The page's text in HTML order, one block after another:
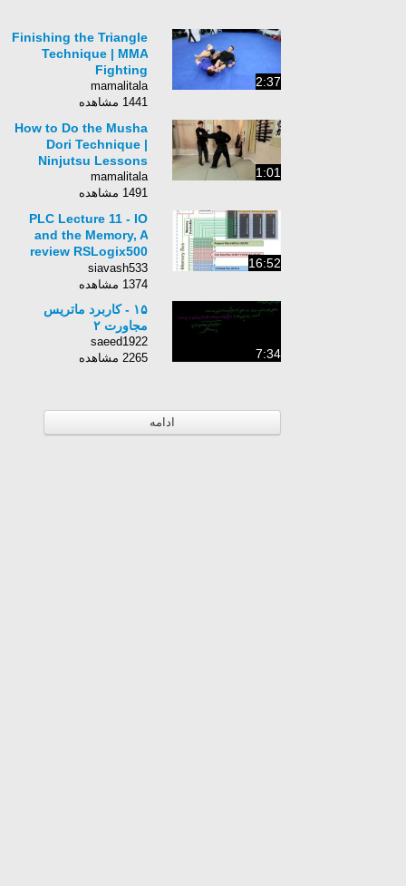
2:37
Finishing the Triangle
Technique | MMA
Fighting
mamalitala
1441 مشاهده
1:01
How to Do the Musha
Dori Technique |
Ninjutsu Lessons
mamalitala
1491 مشاهده
16:52
PLC Lecture 11 - IO
and the Memory, A
review RSLogix500
SLC500 Micrologix, A
PLC Training Tutorial.
siavash533
1374 مشاهده
7:34
۱۵ - کاربرد ماتریس
مجاورت ۲
saeed1922
2265 مشاهده
ادامه